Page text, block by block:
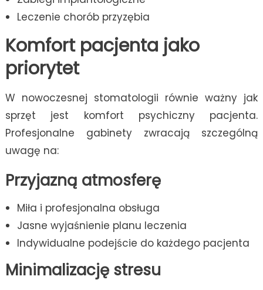
Leczenie chorób przyzębia
Komfort pacjenta jako
priorytet
W nowoczesnej stomatologii równie ważny jak
sprzęt jest komfort psychiczny pacjenta.
Profesjonalne gabinety zwracają szczególną
uwagę na:
Przyjazną atmosferę
Miła i profesjonalna obsługa
Jasne wyjaśnienie planu leczenia
Indywidualne podejście do każdego pacjenta
Minimalizację stresu